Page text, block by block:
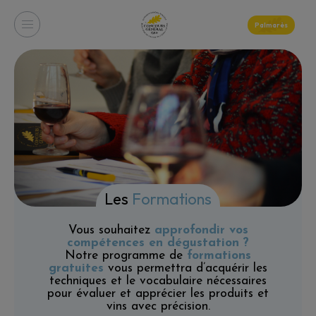
Palmarès
Les Formations
Vous souhaitez approfondir vos
compétences en dégustation ?
Notre programme de formations
gratuites vous permettra d’acquérir les
techniques et le vocabulaire nécessaires
pour évaluer et apprécier les produits et
vins avec précision.